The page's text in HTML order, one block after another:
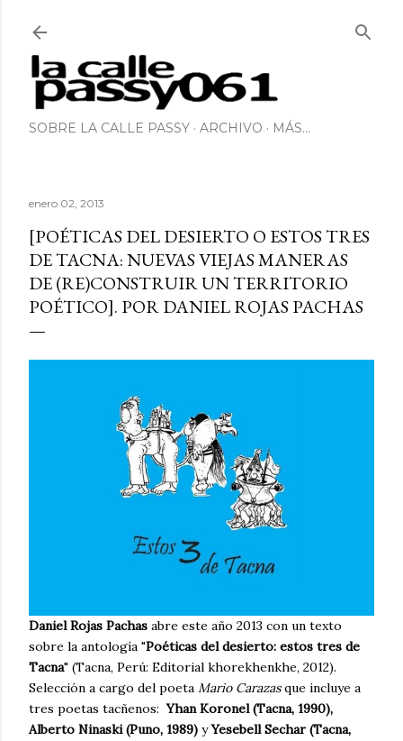
SOBRE LA CALLE PASSY ARCHIVO MÁS…
enero 02, 2013
[POÉTICAS DEL DESIERTO O ESTOS TRES
DE TACNA: NUEVAS VIEJAS MANERAS
DE (RE)CONSTRUIR UN TERRITORIO
POÉTICO]. POR DANIEL ROJAS PACHAS
Daniel Rojas Pachas abre este año 2013 con un texto
sobre la antología "Poéticas del desierto: estos tres de
Tacna" (Tacna, Perú: Editorial khorekhenkhe, 2012).
Selección a cargo del poeta Mario Carazasque incluye a
tres poetas tacñenos:Yhan Koronel (Tacna, 1990),
Alberto Ninaski (Puno, 1989) yYesebell Sechar (Tacna,